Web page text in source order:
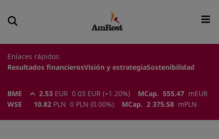
Enlaces rápidos:
Resultados financierosVisión y estrategiaSostenibilidad
BME 2.53 EUR 0.03 EUR (+1.20%) MCap. 555.47 m EUR
WSE
10.82 PLN 0 PLN (0.00%) MCap. 2 375.58 m PLN